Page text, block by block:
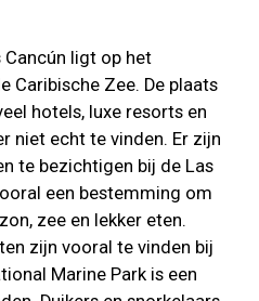
Cancún ligt op het
Caribische Zee. De plaats
hotels, luxe resorts en
niet echt te vinden. Er zijn
te bezichtigen bij de Las
een bestemming om
zee en lekker eten.
zijn vooral te vinden bij
Marine Park is een